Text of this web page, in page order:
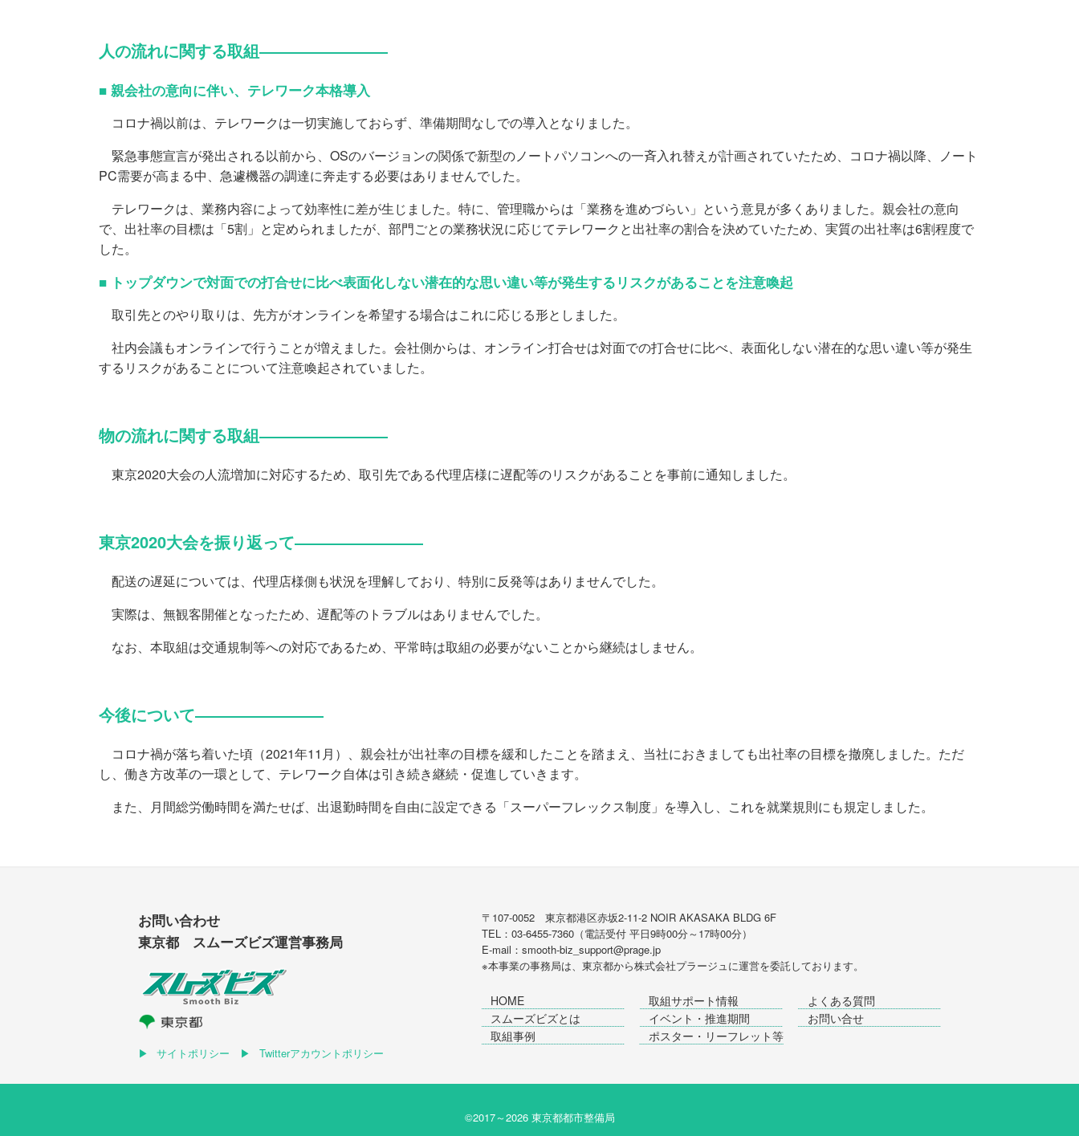
人の流れに関する取組――――――――
■ 親会社の意向に伴い、テレワーク本格導入
コロナ禍以前は、テレワークは一切実施しておらず、準備期間なしでの導入となりました。
緊急事態宣言が発出される以前から、OSのバージョンの関係で新型のノートパソコンへの一斉入れ替えが計画されていたため、コロナ禍以降、ノート
PC需要が高まる中、急遽機器の調達に奔走する必要はありませんでした。
テレワークは、業務内容によって効率性に差が生じました。特に、管理職からは「業務を進めづらい」という意見が多くありました。親会社の意向
で、出社率の目標は「5割」と定められましたが、部門ごとの業務状況に応じてテレワークと出社率の割合を決めていたため、実質の出社率は6割程度で
した。
■ トップダウンで対面での打合せに比べ表面化しない潜在的な思い違い等が発生するリスクがあることを注意喚起
取引先とのやり取りは、先方がオンラインを希望する場合はこれに応じる形としました。
社内会議もオンラインで行うことが増えました。会社側からは、オンライン打合せは対面での打合せに比べ、表面化しない潜在的な思い違い等が発生
するリスクがあることについて注意喚起されていました。
物の流れに関する取組――――――――
東京2020大会の人流増加に対応するため、取引先である代理店様に遅配等のリスクがあることを事前に通知しました。
東京2020大会を振り返って――――――――
配送の遅延については、代理店様側も状況を理解しており、特別に反発等はありませんでした。
実際は、無観客開催となったため、遅配等のトラブルはありませんでした。
なお、本取組は交通規制等への対応であるため、平常時は取組の必要がないことから継続はしません。
今後について――――――――
コロナ禍が落ち着いた頃（2021年11月）、親会社が出社率の目標を緩和したことを踏まえ、当社におきましても出社率の目標を撤廃しました。ただ
し、働き方改革の一環として、テレワーク自体は引き続き継続・促進していきます。
また、月間総労働時間を満たせば、出退勤時間を自由に設定できる「スーパーフレックス制度」を導入し、これを就業規則にも規定しました。
お問い合わせ
東京都 スムーズビズ運営事務局
サイトポリシー Twitterアカウントポリシー
〒107-0052 東京都港区赤坂2-11-2 NOIR AKASAKA BLDG 6F
TEL：03-6455-7360（電話受付 平日9時00分～17時00分）
E-mail：smooth-biz_support@prage.jp
※本事業の事務局は、東京都から株式会社プラージュ に運営を委託しております。
HOME
スムーズビズとは
取組事例
取組サポート情報
イベント・推進期間
ポスター・リーフレット等
よくある質問
お問い合せ
©2017～2026 東京都都市整備局